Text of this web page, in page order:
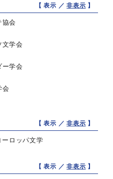
【 表示 ／非表示 】
協会
文学会
ー学会
会
【 表示 ／非表示 】
ロッパ文学
【 表示 ／非表示 】